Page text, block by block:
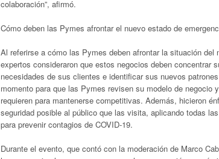
colaboración”, afirmó.
Cómo deben las Pymes afrontar el nuevo estado de
Al referirse a cómo las Pymes deben afrontar la situación del
expertos consideraron que estos negocios deben concentrar
necesidades de sus clientes e identificar sus nuevos
momento para que las Pymes revisen su modelo de negocio
requieren para mantenerse competitivas. Además, hicieron
seguridad posible al público que las visita, aplicando todas
para prevenir contagios de COVID-19.
Durante el evento, que contó con la moderación de Marco